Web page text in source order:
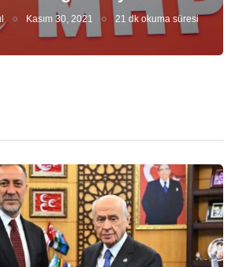
Kasım 30, 2021 21 dk okuma süresi